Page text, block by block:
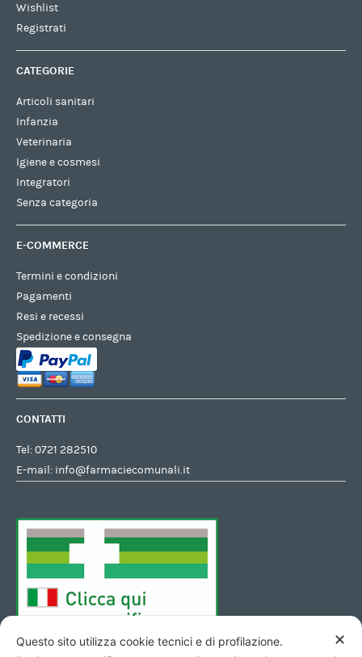
Wishlist
Registrati
CATEGORIE
Articoli sanitari
Infanzia
Veterinaria
Igiene e cosmesi
Integratori
Senza categoria
E-COMMERCE
Termini e condizioni
Pagamenti
Resi e recessi
Spedizione e consegna
CONTATTI
Tel:0721 282510
E-mail: info@farmaciecomunali.it
✕
Questo sito utilizza cookie tecnici e di profilazione.